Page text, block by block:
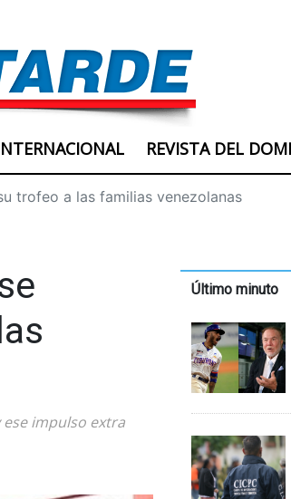
REVISTA DEL
trofeo a las familias venezolanas
impulso extra
Último minuto